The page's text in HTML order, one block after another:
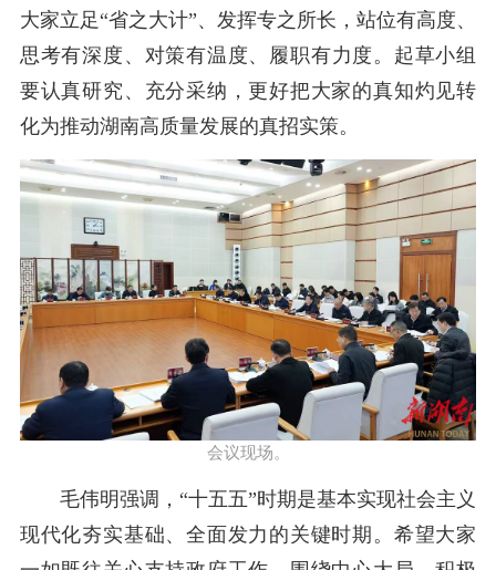
大家立足 “省之大计”、发挥专之所长，站位有高度、
思考有深度 、 对策有温度、 履职有力度。 起草小组
要认真研究、充分采纳， 更好把大家的真知灼见转
化为推动湖南高质量发展的真招实策。
会议现场。
毛伟明强调， “十五五”时期是基本实现社会主义
现代化夯实基础、全面发力的关键时期。 希望大家